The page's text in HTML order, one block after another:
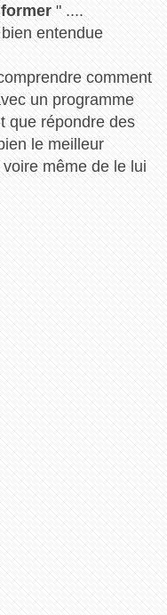
" ....
entendue
comment
un programme
que répondre des
le meilleur
même de le lui